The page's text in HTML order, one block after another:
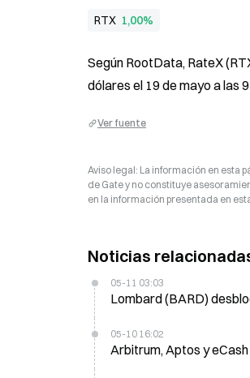
RTX 1,00%
Según RootData, RateX
dólares el 19 de mayo a las
Ver fuente
Aviso legal: La información en esta
de Gate y no constituye
en la información presentada en
Noticias
05-11 03:03
Lombard (BARD)
05-10 16:02
Arbitrum, Aptos y